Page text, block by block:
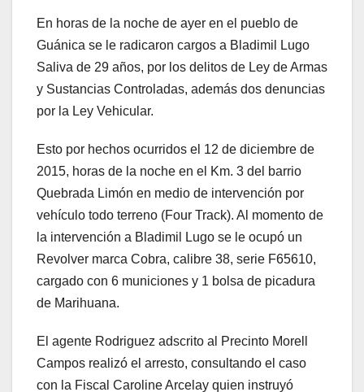
En horas de la noche de ayer en el pueblo de
Guánica se le radicaron cargos a Bladimil Lugo
Saliva de 29 años, por los delitos de Ley de Armas
y Sustancias Controladas, además dos denuncias
por la Ley Vehicular.
Esto por hechos ocurridos el 12 de diciembre de
2015, horas de la noche en el Km. 3 del barrio
Quebrada Limón en medio de intervención por
vehículo todo terreno (Four Track). Al momento de
la intervención a Bladimil Lugo se le ocupó un
Revolver marca Cobra, calibre 38, serie F65610,
cargado con 6 municiones y 1 bolsa de picadura
de Marihuana.
El agente Rodriguez adscrito al Precinto Morell
Campos realizó el arresto, consultando el caso
con la Fiscal Caroline Arcelay quien instruyó